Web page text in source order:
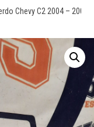
Chevy C2 2004 – 2008